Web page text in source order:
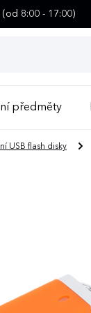
(od 8:00 - 17:00)
předměty
USB flash disky